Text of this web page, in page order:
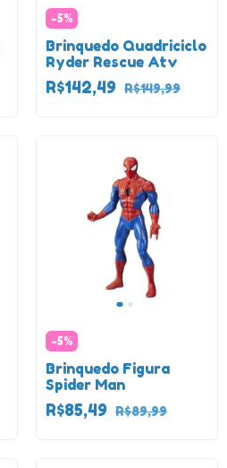
-5%
Brinquedo Quadriciclo
Ryder Rescue Atv
R$142,49 R$149,99
-5%
Brinquedo Figura
Spider Man
R$85,49 R$89,99